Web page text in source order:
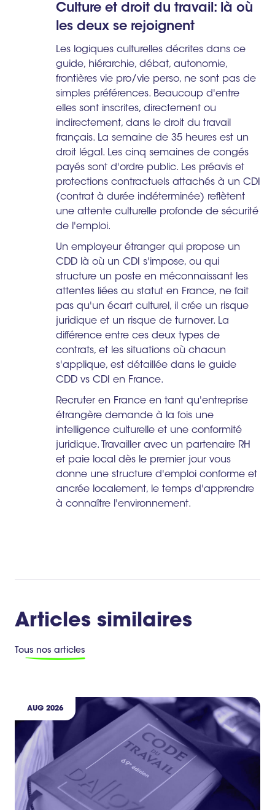
Culture et droit du travail: là où
les deux se rejoignent
Les logiques culturelles décrites dans ce
guide, hiérarchie, débat, autonomie,
frontières vie pro/vie perso, ne sont pas de
simples préférences. Beaucoup d'entre
elles sont inscrites, directement ou
indirectement, dans le droit du travail
français. La semaine de 35 heures est un
droit légal. Les cinq semaines de congés
payés sont d'ordre public. Les préavis et
protections contractuels attachés à un CDI
(contrat à durée indéterminée) reflètent
une attente culturelle profonde de sécurité
de l'emploi.
Un employeur étranger qui propose un
CDD là où un CDI s'impose, ou qui
structure un poste en méconnaissant les
attentes liées au statut en France, ne fait
pas qu'un écart culturel, il crée un risque
juridique et un risque de turnover. La
différence entre ces deux types de
contrats, et les situations où chacun
s'applique, est détaillée dans le guide
CDD vs CDI en France.
Recruter en France en tant qu'entreprise
étrangère demande à la fois une
intelligence culturelle et une conformité
juridique. Travailler avec un partenaire RH
et paie local dès le premier jour vous
donne une structure d'emploi conforme et
ancrée localement, le temps d'apprendre
à connaître l'environnement.
Articles similaires
Tous nos articles
AUG 2026